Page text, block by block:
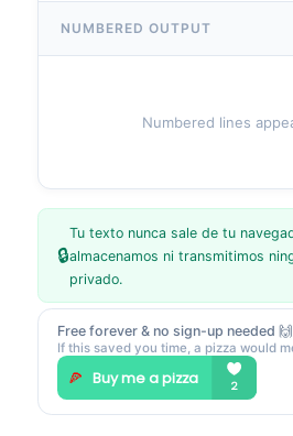
NUMBERED OUTPUT
Numbered lines
🔒
Tu texto nunca sale de tu
almacenamos ni transmitimos
privado.
Free forever & no sign-up needed 🙌
If this saved you time, a pizza would